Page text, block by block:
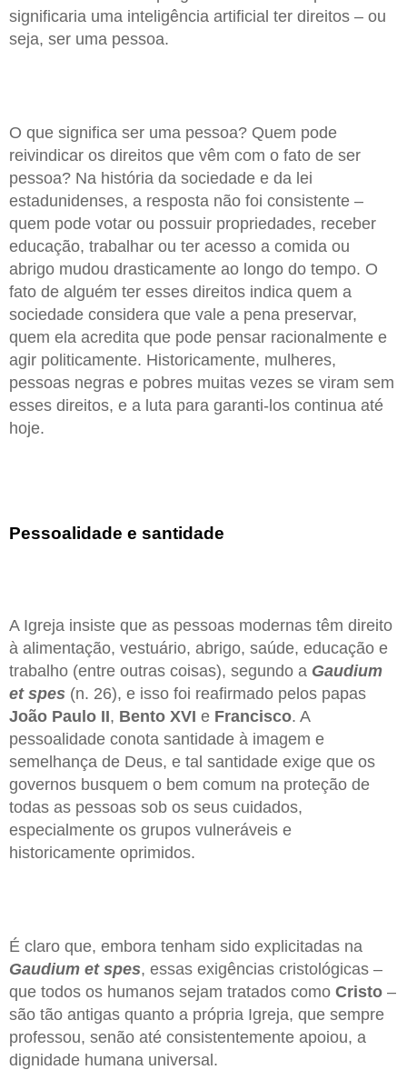
significaria uma inteligência artificial ter direitos – ou
seja, ser uma pessoa.
O que significa ser uma pessoa? Quem pode
reivindicar os direitos que vêm com o fato de ser
pessoa? Na história da sociedade e da lei
estadunidenses, a resposta não foi consistente –
quem pode votar ou possuir propriedades, receber
educação, trabalhar ou ter acesso a comida ou
abrigo mudou drasticamente ao longo do tempo. O
fato de alguém ter esses direitos indica quem a
sociedade considera que vale a pena preservar,
quem ela acredita que pode pensar racionalmente e
agir politicamente. Historicamente, mulheres,
pessoas negras e pobres muitas vezes se viram sem
esses direitos, e a luta para garanti-los continua até
hoje.
Pessoalidade e santidade
A Igreja insiste que as pessoas modernas têm direito
à alimentação, vestuário, abrigo, saúde, educação e
trabalho (entre outras coisas), segundo a Gaudium
et spes (n. 26), e isso foi reafirmado pelos papas
João Paulo II, Bento XVI e Francisco. A
pessoalidade conota santidade à imagem e
semelhança de Deus, e tal santidade exige que os
governos busquem o bem comum na proteção de
todas as pessoas sob os seus cuidados,
especialmente os grupos vulneráveis e
historicamente oprimidos.
É claro que, embora tenham sido explicitadas na
Gaudium et spes, essas exigências cristológicas –
que todos os humanos sejam tratados como Cristo –
são tão antigas quanto a própria Igreja, que sempre
professou, senão até consistentemente apoiou, a
dignidade humana universal.